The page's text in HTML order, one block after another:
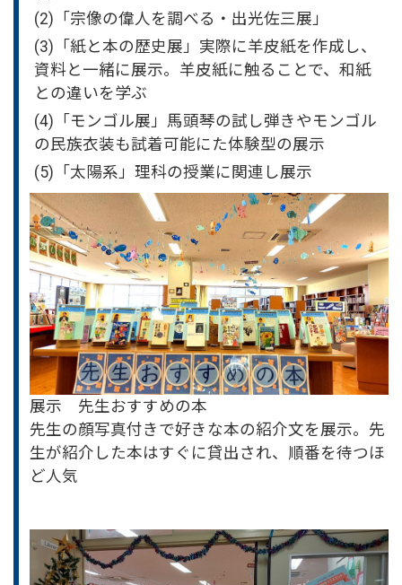
(2)「宗像の偉人を調べる・出光佐三展」
(3)「紙と本の歴史展」実際に羊皮紙を作成し、
資料と一緒に展示。羊皮紙に触ることで、和紙
との違いを学ぶ
(4)「モンゴル展」馬頭琴の試し弾きやモンゴル
の民族衣装も試着可能にた体験型の展示
(5)「太陽系」理科の授業に関連し展示
展示 先生おすすめの本
先生の顔写真付きで好きな本の紹介文を展示。先
生が紹介した本はすぐに貸出され、順番を待つほ
ど人気